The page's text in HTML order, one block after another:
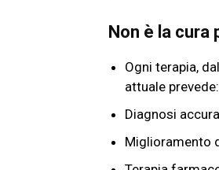
Non è la
Ogni terapia,
attuale prevede:
Diagnosi
Miglioramento